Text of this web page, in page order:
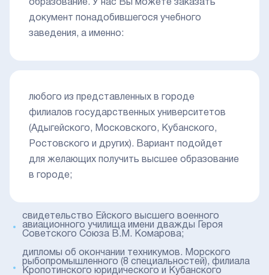
образование. У нас Вы можете заказать
документ понадобившегося учебного
заведения, а именно:
любого из представленных в городе
филиалов государственных университетов
(Адыгейского, Московского, Кубанского,
Ростовского и других). Вариант подойдет
для желающих получить высшее образование
в городе;
свидетельство Ейского высшего военного
авиационного училища имени дважды Героя
Советского Союза В.М. Комарова;
дипломы об окончании техникумов. Морского
рыбопромышленного (8 специальностей), филиала
Кропотинского юридического и Кубанского